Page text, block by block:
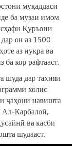
муқаддаси
ба музаи имом
Қуръони
он аз 1500
аз нуқра ва
ба кор рафтааст.
шуда дар таҳияи
холис
ҷаҳонӣ навишта
Ал-Карбалоӣ,
ва касби
шудааст.